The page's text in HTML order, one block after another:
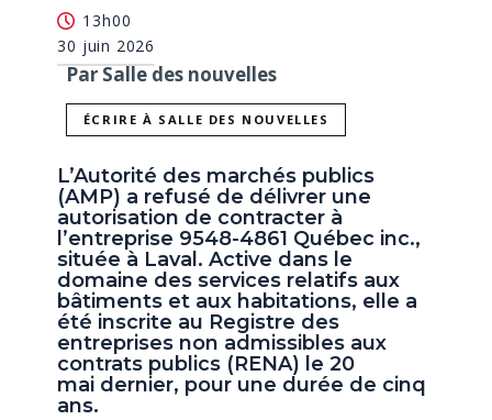
13h00
30 juin 2026
Par Salle des nouvelles
ÉCRIRE À SALLE DES NOUVELLES
L’Autorité des marchés publics
(AMP) a refusé de délivrer une
autorisation de contracter à
l’entreprise 9548-4861 Québec inc.,
située à Laval. Active dans le
domaine des services relatifs aux
bâtiments et aux habitations, elle a
été inscrite au Registre des
entreprises non admissibles aux
contrats publics (RENA) le 20
mai dernier, pour une durée de cinq
ans.